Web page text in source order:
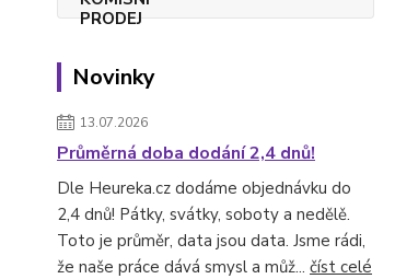
Novinky
13.07.2026
Průměrná doba dodání 2,4 dnů!
Dle Heureka.cz dodáme objednávku do
2,4 dnů! Pátky, svátky, soboty a nedělě.
Toto je průměr, data jsou data. Jsme rádi,
že naše práce dává smysl a můž... číst celé